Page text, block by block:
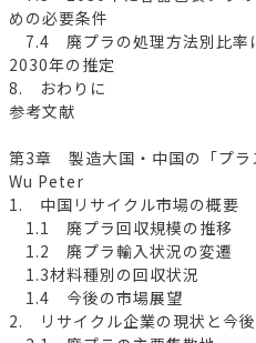
めの必要条件
7.4 廃プラの処理方法別比率
2030年の推定
8. おわりに
参考文献
第3章 製造大国・中国の「プ
Wu Peter
1. 中国リサイクル市場の概要
1.1 廃プラ回収規模の推移
1.2 廃プラ輸入状況の変遷
1.3材料種別の回収状況
1.4 今後の市場展望
2. リサイクル企業の現状と今後